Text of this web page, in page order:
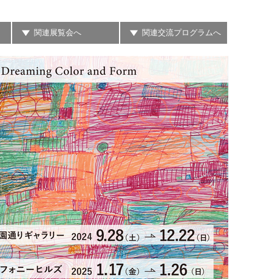
関連展覧会へ 関連交流プログラムへ